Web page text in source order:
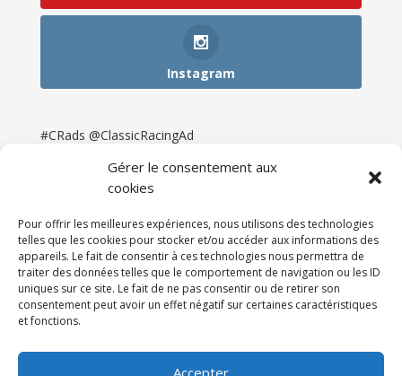
Gérer le consentement aux
cookies
Pour offrir les meilleures expériences, nous utilisons des technologies
telles que les cookies pour stocker et/ou accéder aux informations des
appareils. Le fait de consentir à ces technologies nous permettra de
traiter des données telles que le comportement de navigation ou les ID
uniques sur ce site. Le fait de ne pas consentir ou de retirer son
consentement peut avoir un effet négatif sur certaines caractéristiques
et fonctions.
Accepter
Instagram
#CRads @ClassicRacingAd
Newsletter & Presse
Partenaires
Tarifs